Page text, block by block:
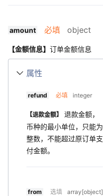
amount 必填 object
【金额信息】 订单金额信息
属性
refund 必填 integer
【退款金额】
退款金额，
币种的最小单位，只能为
整数，不能超过原订单支
付金额。
from 选填 array[object]